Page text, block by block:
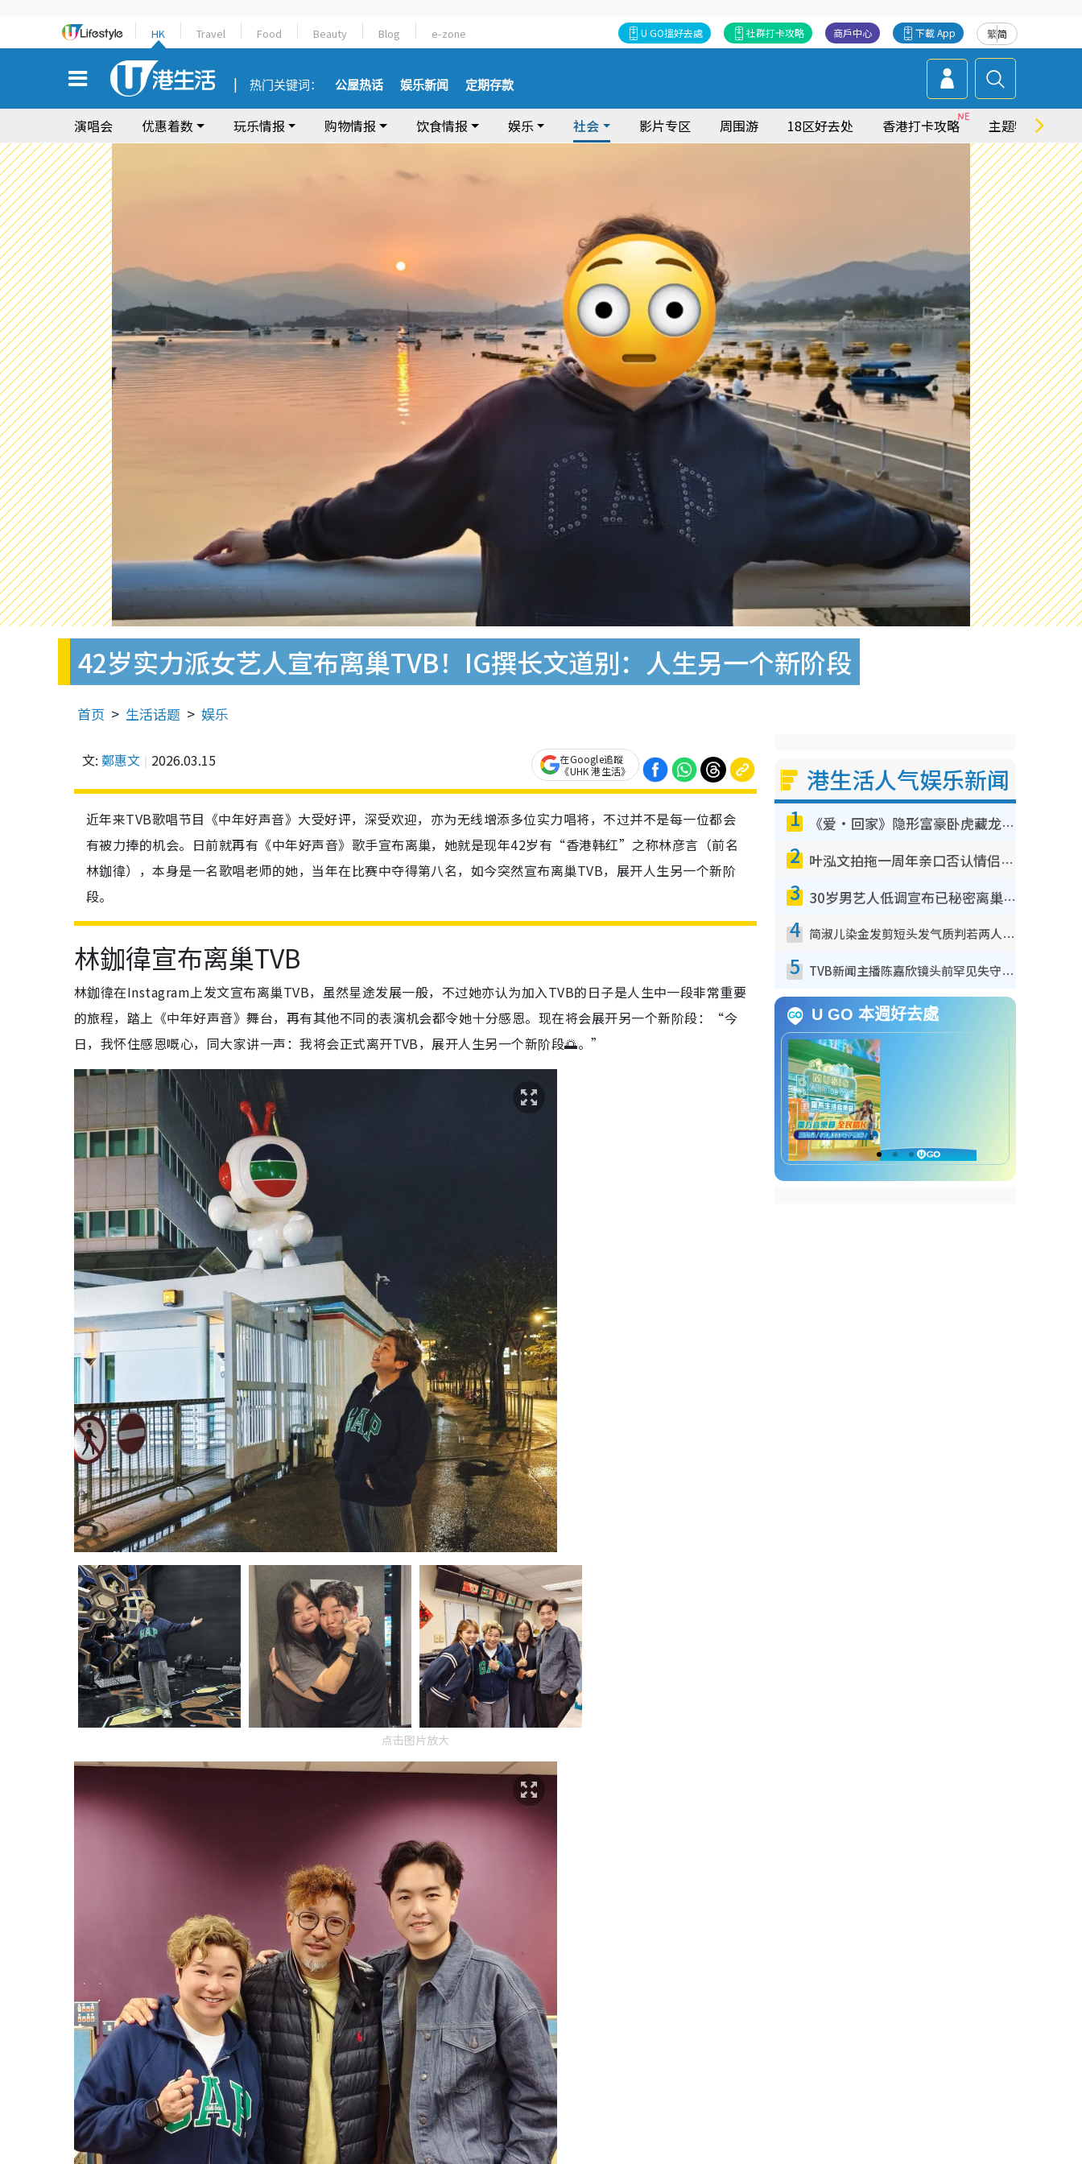
HK Travel Food Beauty Blog e-zone 繁简
下載 App
商戶中心
社群打卡攻略
U GO搵好去處
热门关键词： 公屋热话 娱乐新闻 定期存款
演唱会 优惠着数 玩乐情报 购物情报 饮食情报 娱乐 社会 影片专区 周围游 18区好去处 香港打卡攻略 主题特集
42岁实力派女艺人宣布离巢TVB！IG撰长文道别：人生另一个新阶段
首页 生活话题 娱乐
文: 鄭惠文 2026.03.15
在Google追蹤
《UHK 港生活》
近年来TVB歌唱节目《中年好声音》大受好评，深受欢迎，亦为无线增添多位实力唱将，不过并不是每一位都会
有被力捧的机会。日前就再有《中年好声音》歌手宣布离巢，她就是现年42岁有“香港韩红”之称林彦言（前名
林鉫徫），本身是一名歌唱老师的她，当年在比赛中夺得第八名，如今突然宣布离巢TVB，展开人生另一个新阶
段。
林鉫徫宣布离巢TVB
林鉫徫在Instagram上发文宣布离巢TVB，虽然星途发展一般，不过她亦认为加入TVB的日子是人生中一段非常重要
的旅程，踏上《中年好声音》舞台，再有其他不同的表演机会都令她十分感恩。现在将会展开另一个新阶段：“今
日，我怀住感恩嘅心，同大家讲一声：我将会正式离开TVB，展开人生另一个新阶段🌅。”
点击图片放大
港生活人气娱乐新闻
1 《爱·回家》隐形富豪卧虎藏龙！盘点12位财气逼人的有钱艺人：这位美女3亿身家不愁做
2 叶泓文拍拖一周年亲口否认情侣关系？！被质疑感情造假竟称GM“普通同事”
3 30岁男艺人低调宣布已秘密离巢！人气急跌变失踪人口：“这几年过得并不容易”
4 简淑儿染金发剪短头发气质判若两人！吓坏老公麦大力都认不出：“你做什么？”
5 TVB新闻主播陈嘉欣镜头前罕见失守！遭林超英一句话突袭吓坏当场大笑
U GO 本週好去處